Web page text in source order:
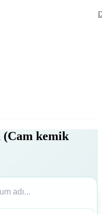
(Cam kemik